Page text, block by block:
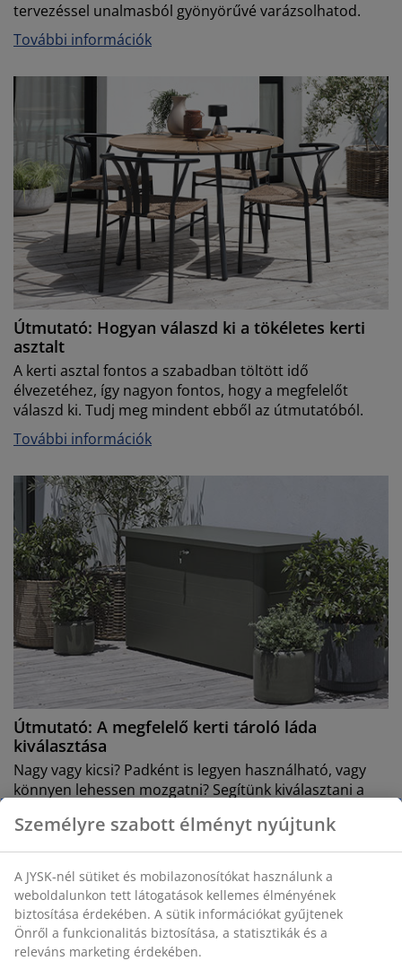
tervezéssel unalmasból gyönyörűvé varázsolhatod.
További információk
Útmutató: Hogyan válaszd ki a tökéletes kerti
asztalt
A kerti asztal fontos a szabadban töltött idő
élvezetéhez, így nagyon fontos, hogy a megfelelőt
válaszd ki. Tudj meg mindent ebből az útmutatóból.
További információk
Útmutató: A megfelelő kerti tároló láda
kiválasztása
Nagy vagy kicsi? Padként is legyen használható, vagy
könnyen lehessen mozgatni? Segítünk kiválasztani a
További információk
Személyre szabott élményt nyújtunk
A JYSK-nél sütiket és mobilazonosítókat használunk a
weboldalunkon tett látogatások kellemes élményének
biztosítása érdekében. A sütik információkat gyűjtenek
Önről a funkcionalitás biztosítása, a statisztikák és a
releváns marketing érdekében.